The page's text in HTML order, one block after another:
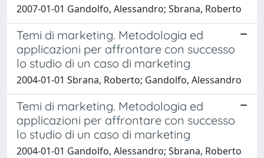
2007-01-01 Gandolfo, Alessandro; Sbrana, Roberto
Temi di marketing. Metodologia ed
applicazioni per affrontare con successo
lo studio di un caso di marketing
2004-01-01 Sbrana, Roberto; Gandolfo, Alessandro
Temi di marketing. Metodologia ed
applicazioni per affrontare con successo
lo studio di un caso di marketing
2004-01-01 Gandolfo, Alessandro; Sbrana, Roberto